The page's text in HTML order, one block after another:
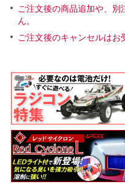
ご注文後の商品追加や、
ん。
ご注文後のキャンセルはお